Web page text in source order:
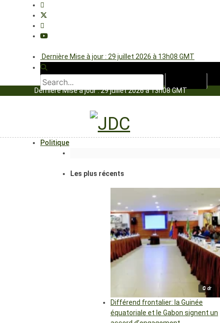
Dernière Mise à jour : 29 juillet 2026 à 13h08 GMT
Dernière Mise à jour : 29 juillet 2026 à 13h08 GMT
Politique
Les plus récents
© dr
Différend frontalier: la Guinée
équatoriale et le Gabon signent un